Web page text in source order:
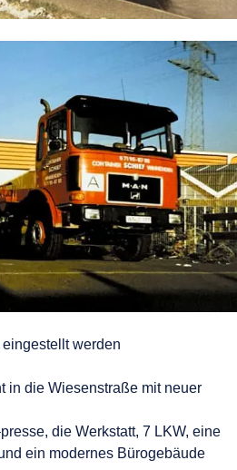
werden
in die Wiesenstraße mit neuer
die Werkstatt, 7 LKW, eine
ein modernes Bürogebäude